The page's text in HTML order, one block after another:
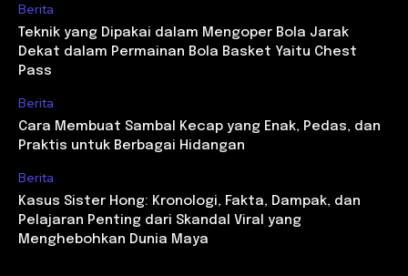
Berita
Teknik yang Dipakai dalam Mengoper Bola Jarak
Dekat dalam Permainan Bola Basket Yaitu Chest
Pass
Berita
Cara Membuat Sambal Kecap yang Enak, Pedas, dan
Praktis untuk Berbagai Hidangan
Berita
Kasus Sister Hong: Kronologi, Fakta, Dampak, dan
Pelajaran Penting dari Skandal Viral yang
Menghebohkan Dunia Maya